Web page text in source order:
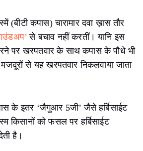
(बीटी कपास) चारामार दवा ख़ास तौर
से बचाव नहीं करतीं। यानि इस
पर खरपतवार के साथ कपास के पौधे भी
से यह खरपतवार निकलवाया जाता
के इतर ‘जैगुआर 5जी’ जैसे हर्बिसाईट
किसानों को फसल पर हर्बिसाईट
है।